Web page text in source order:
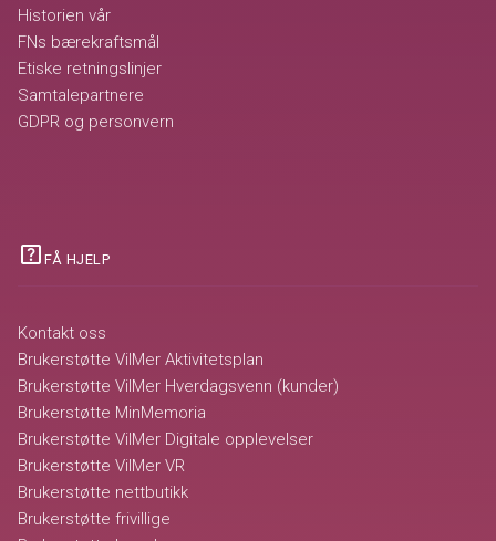
Historien vår
FNs bærekraftsmål
Etiske retningslinjer
Samtalepartnere
GDPR og personvern
help_center FÅ HJELP
Kontakt oss
Brukerstøtte VilMer Aktivitetsplan
Brukerstøtte VilMer Hverdagsvenn (kunder)
Brukerstøtte MinMemoria
Brukerstøtte VilMer Digitale opplevelser
Brukerstøtte VilMer VR
Brukerstøtte nettbutikk
Brukerstøtte frivillige